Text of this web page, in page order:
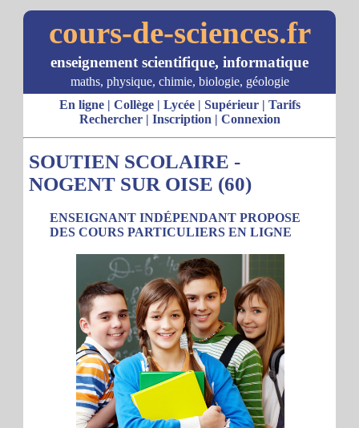
cours-de-sciences.fr
enseignement scientifique, informatique
maths, physique, chimie, biologie, géologie
En ligne| Collège| Lycée| Supérieur| Tarifs
Rechercher| Inscription | Connexion
SOUTIEN SCOLAIRE -
NOGENT SUR OISE (60)
ENSEIGNANT INDÉPENDANT PROPOSE
DES COURS PARTICULIERS EN LIGNE